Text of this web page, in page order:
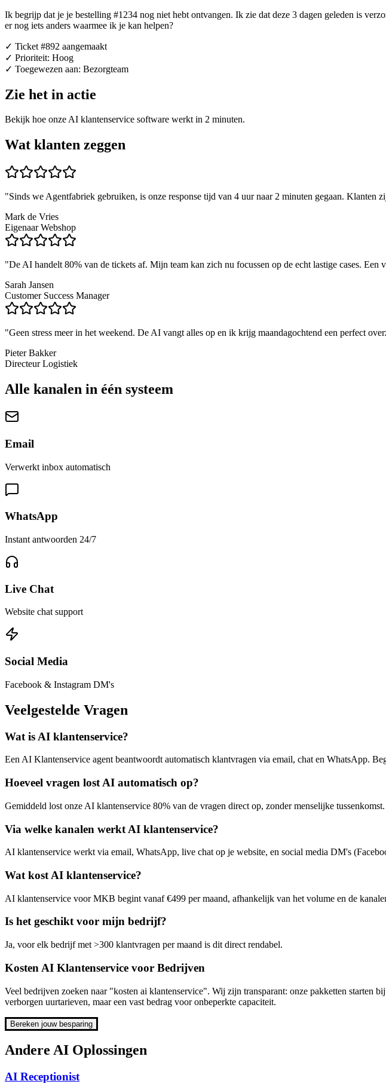
Ik begrijp dat je je bestelling #1234 nog niet hebt ontvangen. Ik zie dat deze 3 dagen geleden is
er nog iets anders waarmee ik je kan helpen?
✓ Ticket #892 aangemaakt
✓ Prioriteit: Hoog
✓ Toegewezen aan: Bezorgteam
Zie het in actie
Bekijk hoe onze AI klantenservice software werkt in 2 minuten.
Wat klanten zeggen
"Sinds we Agentfabriek gebruiken, is onze response tijd van 4 uur naar 2 minuten gegaan. Klanten
Mark de Vries
Eigenaar Webshop
"De AI handelt 80% van de tickets af. Mijn team kan zich nu focussen op de echt lastige cases. Een
Sarah Jansen
Customer Success Manager
"Geen stress meer in het weekend. De AI vangt alles op en ik krijg maandagochtend een perfect
Pieter Bakker
Directeur Logistiek
Alle kanalen in één systeem
Email
Verwerkt inbox automatisch
WhatsApp
Instant antwoorden 24/7
Live Chat
Website chat support
Social Media
Facebook & Instagram DM's
Veelgestelde Vragen
Wat is AI klantenservice?
Een AI Klantenservice agent beantwoordt automatisch klantvragen via email, chat en WhatsApp.
Hoeveel vragen lost AI automatisch op?
Gemiddeld lost onze AI klantenservice 80% van de vragen direct op, zonder menselijke
Via welke kanalen werkt AI klantenservice?
AI klantenservice werkt via email, WhatsApp, live chat op je website, en social media DM's
Wat kost AI klantenservice?
AI klantenservice voor MKB begint vanaf €499 per maand, afhankelijk van het volume en de
Is het geschikt voor mijn bedrijf?
Ja, voor elk bedrijf met >300 klantvragen per maand is dit direct rendabel.
Kosten AI Klantenservice voor Bedrijven
Veel bedrijven zoeken naar "kosten ai klantenservice". Wij zijn transparant: onze pakketten starten bij
verborgen uurtarieven, maar een vast bedrag voor onbeperkte capaciteit.
Bereken jouw besparing
Andere AI Oplossingen
AI Receptionist